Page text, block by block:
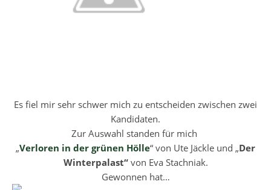
Es fiel mir sehr schwer mich zu entscheiden zwischen zwei
Kandidaten.
Zur Auswahl standen für mich
„Verloren in der grünen Hölle“ von Ute Jäckle und „Der
Winterpalast“von Eva Stachniak.
Gewonnen hat…